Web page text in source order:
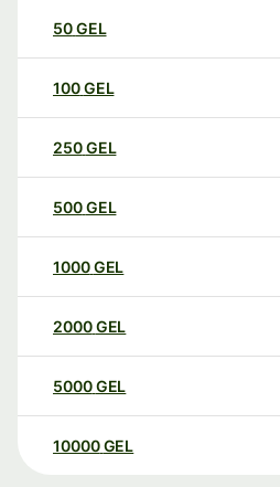
50GEL
100GEL
250GEL
500GEL
1000GEL
2000GEL
5000GEL
10000 GEL